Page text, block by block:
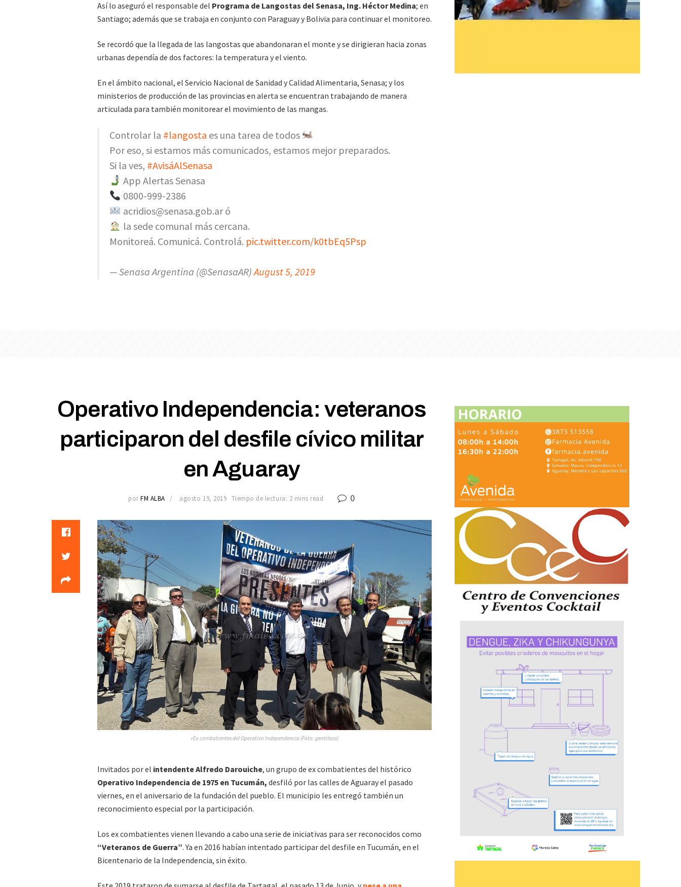
Así lo aseguró el responsable del Programa de Langostas del Senasa, Ing. Héctor Medina; en
Santiago; además que se trabaja en conjunto con Paraguay y Bolivia para continuar el monitoreo.
Se recordó que la llegada de las langostas que abandonaran el monte y se dirigieran hacia zonas
urbanas dependía de dos factores: la temperatura y el viento.
En el ámbito nacional, el Servicio Nacional de Sanidad y Calidad Alimentaria, Senasa; y los
ministerios de producción de las provincias en alerta se encuentran trabajando de manera
articulada para también monitorear el movimiento de las mangas.
Controlar la #langosta es una tarea de todos
Por eso, si estamos más comunicados, estamos mejor preparados.
Si la ves, #AvisáAlSenasa
App Alertas Senasa
0800-999-2386
acridios@senasa.gob.aró
la sede comunal más cercana.
Monitoreá. Comunicá. Controlá. pic.twitter.com/k0tbEq5Psp
— Senasa Argentina (@SenasaAR)August 5, 2019
Operativo Independencia: veteranos
participaron del desfile cívico militar
en Aguaray
por FM ALBA agosto 19, 2019 Tiempo de lectura: 2 mins read 0
»Ex combatientes del Operativo Independencia (Foto: gentileza)
Invitados por el intendente Alfredo Darouiche, un grupo de ex combatientes del histórico
Operativo Independencia de 1975 en Tucumán, desfiló por las calles de Aguaray el pasado
viernes, en el aniversario de la fundación del pueblo. El municipio les entregó también un
reconocimiento especial por la participación.
Los ex combatientes vienen llevando a cabo una serie de iniciativas para ser reconocidos como
“Veteranos de Guerra”. Ya en 2016 habían intentado participar del desfile en Tucumán, en el
Bicentenario de la Independencia, sin éxito.